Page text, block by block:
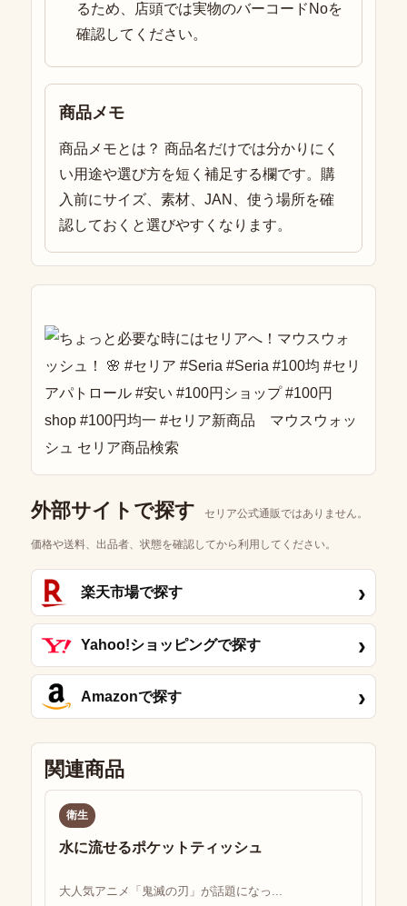
るため、店頭では実物のバーコードNoを
確認してください。
商品メモ
商品メモとは？ 商品名だけでは分かりにく
い用途や選び方を短く補足する欄です。購
入前にサイズ、素材、JAN、使う場所を確
認しておくと選びやすくなります。
外部サイトで探す セリア公式通販ではありません。
価格や送料、出品者、状態を確認してから利用してください。
楽天市場で探す ›
Yahoo!ショッピングで探す ›
Amazonで探す ›
関連商品
衛生
水に流せるポケットティッシュ
大人気アニメ「鬼滅の刃」が話題になっ...